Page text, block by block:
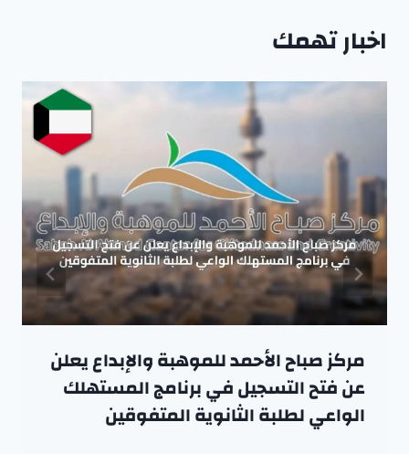
اخبار تهمك
مركز صباح الأحمد للموهبة والإبداع يعلن
عن فتح التسجيل في برنامج المستهلك
الواعي لطلبة الثانوية المتفوقين